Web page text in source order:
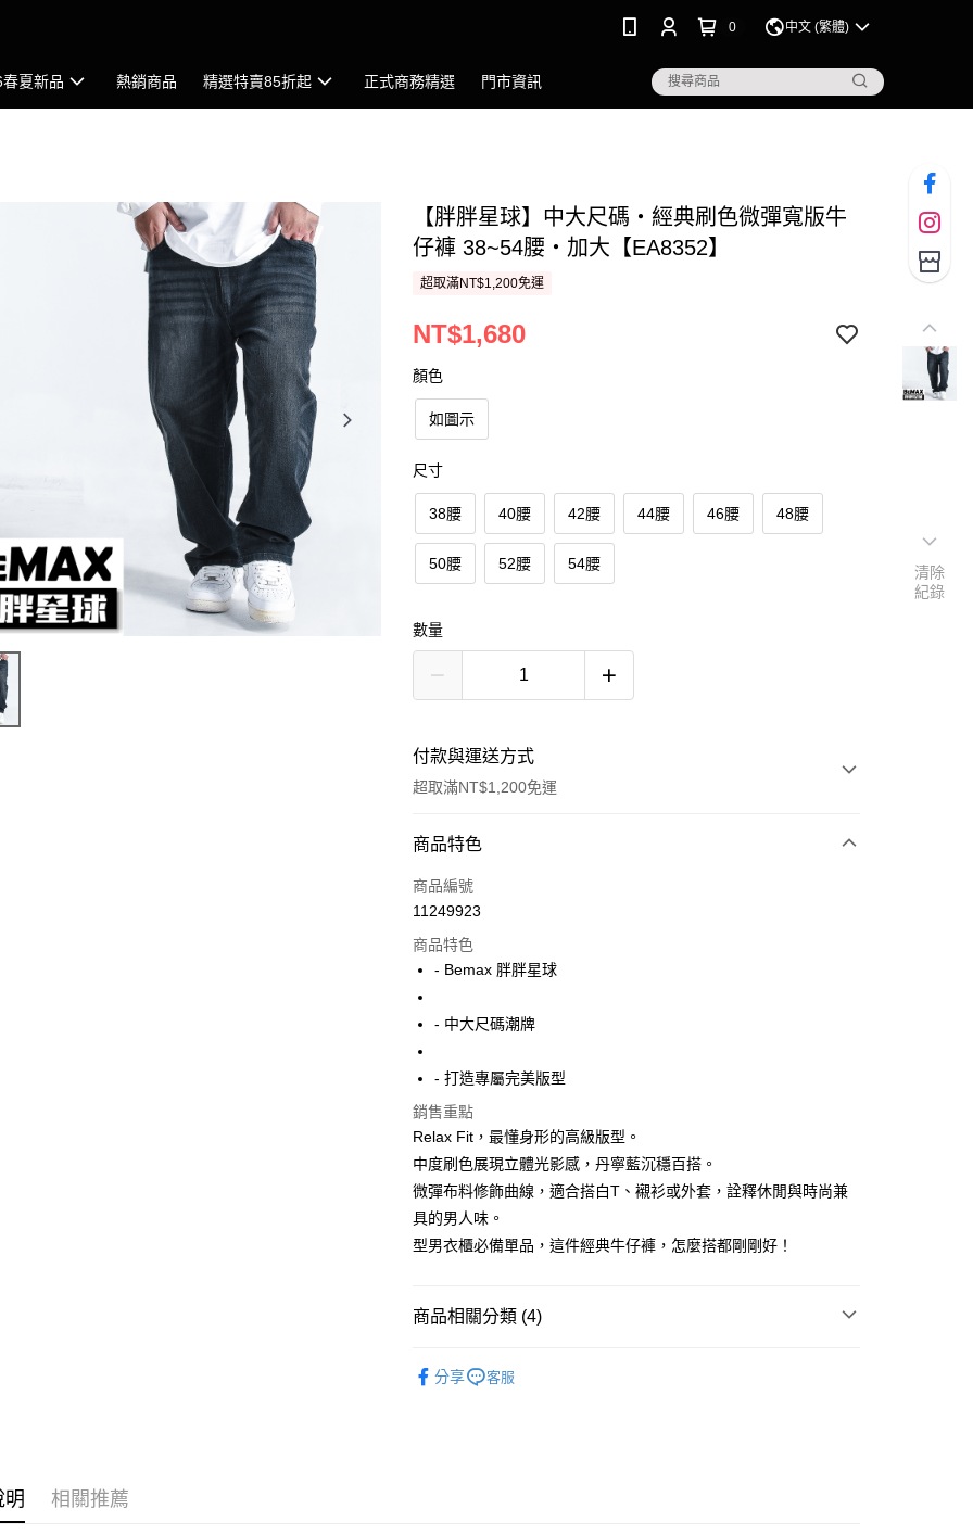
0 中文 (繁體)
夏新品 熱銷商品 精選特賣85折起 正式商務精選 門市資訊
【胖胖星球】中大尺碼‧經典刷色微彈寬版牛
仔褲 38~54腰‧加大【EA8352】
超取滿NT$1,200免運
NT$1,680
顏色
如圖示
尺寸
38腰 40腰 42腰 44腰 46腰 48腰
50腰 52腰 54腰
數量
付款與運送方式
超取滿NT$1,200免運
付款方式
信用卡一次付款
LINE Pay
Apple Pay
悠遊付
AFTEE先享後付
【關於「AFTEE先享後付」】
AFTEE先享後付是「在收到商品之後才付款」的支付方式。 讓您購物簡單
便利好安心！
１．簡單：不需註冊會員、不需綁卡、不需儲值。
２．便利：只要手機號碼，簡訊認證，即可結帳。
【「AFTEE先享後付」結帳流程】
１．於結帳方式選擇「AFTEE先享後付」後，將跳轉至「AFTEE先享後
２．訂單成立數日內，您將收到繳費通知簡訊。
３．收到繳費通知簡訊後14天內，點擊此簡訊中的連結，可透過四大超商
ATM付款
運送方式
每筆NT$150
7-11付款取貨
商品特色
商品編號
11249923
商品特色
- Bemax 胖胖星球
- 中大尺碼潮牌
- 打造專屬完美版型
銷售重點
Relax Fit，最懂身形的高級版型。
中度刷色展現立體光影感，丹寧藍沉穩百搭。
微彈布料修飾曲線，適合搭白T、襯衫或外套，詮釋休閒與時尚兼
具的男人味。
型男衣櫃必備單品，這件經典牛仔褲，怎麼搭都剛剛好！
商品相關分類 (4)
分享 客服
明 相關推薦
清除
紀錄